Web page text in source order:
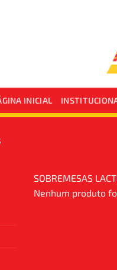
INICIAL
SOBREMESAS
Nenhum produto